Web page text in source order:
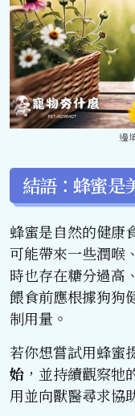
邊
結語：蜂蜜是
蜂蜜是自然的健康
可能帶來一些潤喉
時也存在糖分過高
餵食前應根據狗狗
制用量。
若你想嘗試用蜂蜜
始 ，並持續觀察牠
用並向獸醫尋求協